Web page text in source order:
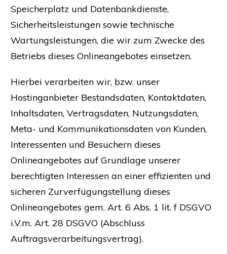
Speicherplatz und Datenbankdienste,
Sicherheitsleistungen sowie technische
Wartungsleistungen, die wir zum Zwecke des
Betriebs dieses Onlineangebotes einsetzen.
Hierbei verarbeiten wir, bzw. unser
Hostinganbieter Bestandsdaten, Kontaktdaten,
Inhaltsdaten, Vertragsdaten, Nutzungsdaten,
Meta- und Kommunikationsdaten von Kunden,
Interessenten und Besuchern dieses
Onlineangebotes auf Grundlage unserer
berechtigten Interessen an einer effizienten und
sicheren Zurverfügungstellung dieses
Onlineangebotes gem. Art. 6 Abs. 1 lit. f DSGVO
i.V.m. Art. 28 DSGVO (Abschluss
Auftragsverarbeitungsvertrag).